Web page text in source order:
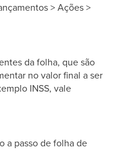
> Ações >
da folha, que são
no valor final a ser
INSS, vale
a passo de folha de